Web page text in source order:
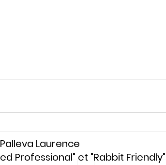
Laurence
Professional" et "Rabbit Friendly"